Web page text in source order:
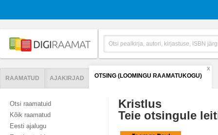
RAAMATUD AJAKIRJAD OTSING (LOOMINGU RAAMATUKOGU)
X
Otsi raamatuid
Kõik raamatud
Eesti ajalugu
Kristlus
Teie otsingule